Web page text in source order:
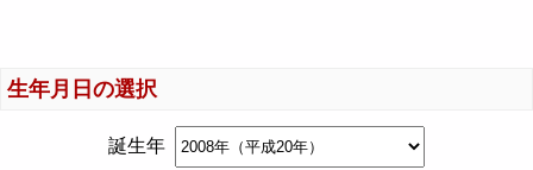
生年月日の選択
誕生年